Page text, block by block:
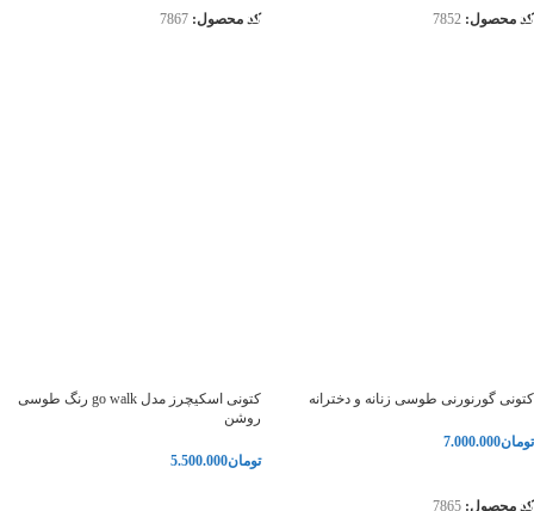
کد محصول: 7852 کد محصول: 7867
کتونی گورنورنی طوسی زنانه و دخترانه
تومان7.000.000
کد محصول: 7865
کتونی اسکیچرز مدل go walk رنگ طوسی
روشن
تومان5.500.000